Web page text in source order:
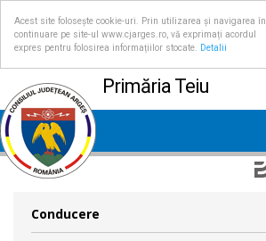
Acest site folosește cookie-uri. Prin utilizarea și navigarea în
continuare pe site-ul www.cjarges.ro, vă exprimați acordul
expres pentru folosirea informațiilor stocate.
Detalii
Primăria Teiu
Conducere